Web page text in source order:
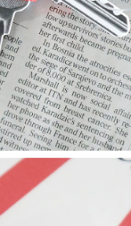
公司。
，請瀏覽以下網址：
徵得法定代理人或監護人
未經同意申辦者引起之損
」時，將依據個別帳號
；若仍有額度不足之情
或使用他人資訊註冊。
權停止該用戶之使用額